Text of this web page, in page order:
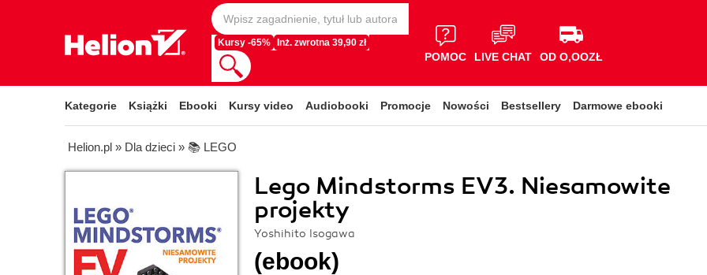
Kursy -65% Inż. zwrotna 39,90 zł
POMOC LIVE CHAT OD O,OOZŁ
Kategorie Książki Ebooki Kursy video Audiobooki Promocje Nowości Bestsellery Darmowe ebooki
Helion.pl » Dla dzieci » 📚 LEGO
Lego Mindstorms EV3. Niesamowite
projekty
Yoshihito Isogawa
(ebook)